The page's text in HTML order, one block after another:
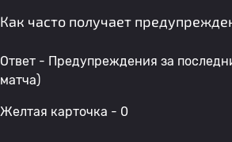
Как часто получает
Ответ - Предупреждения за
матча)
Желтая карточка - 0